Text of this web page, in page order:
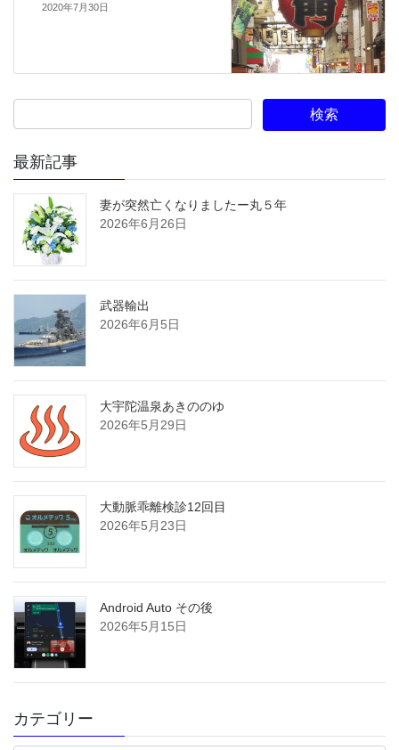
2020年7月30日
最新記事
妻が突然亡くなりましたー丸５年
2026年6月26日
武器輸出
2026年6月5日
大宇陀温泉あきののゆ
2026年5月29日
大動脈乖離検診12回目
2026年5月23日
Android Auto その後
2026年5月15日
カテゴリー